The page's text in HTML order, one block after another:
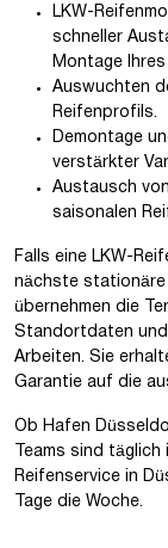
LKW-
schneller
Montage
Auswuchten
Reifenprofils.
Demontage
verstärkter
Austausch
saisonalen
Falls eine LKW-
nächste stationäre
übernehmen die
Standortdaten
Arbeiten. Sie
Garantie auf die
Ob Hafen
Teams sind
Reifenservice in
Tage die Woche.